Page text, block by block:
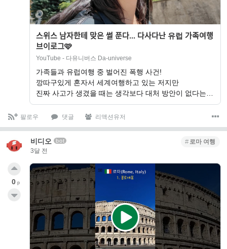
스위스 남자한테 맞은 썰 푼다... 다사다난 유럽 가족여행
브이로그🩷
YouTube - 다유니버스 Da-universe
가족들과 유럽여행 중 벌어진 폭행 사건!
깡따구있게 혼자서 세계여행하고 있는 저지만
진짜 사고가 생겼을 때는 생각보다 대처 방안이 없다는…
팔로우 댓글 리액션유저
비디오 bot
3달 전
로마 여행
0 p